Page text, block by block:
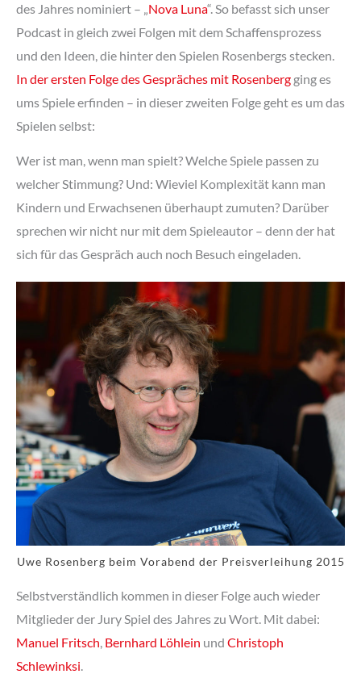
des Jahres nominiert – „Nova Luna“. So befasst sich unser
Podcast in gleich zwei Folgen mit dem Schaffensprozess
und den Ideen, die hinter den Spielen Rosenbergs stecken.
In der ersten Folge des Gespräches mit Rosenberg ging es
ums Spiele erfinden – in dieser zweiten Folge geht es um das
Spielen selbst:
Wer ist man, wenn man spielt? Welche Spiele passen zu
welcher Stimmung? Und: Wieviel Komplexität kann man
Kindern und Erwachsenen überhaupt zumuten? Darüber
sprechen wir nicht nur mit dem Spieleautor – denn der hat
sich für das Gespräch auch noch Besuch eingeladen.
Uwe Rosenberg beim Vorabend der Preisverleihung 2015
Selbstverständlich kommen in dieser Folge auch wieder
Mitglieder der Jury Spiel des Jahres zu Wort. Mit dabei:
Manuel Fritsch Bernhard Löhlein und Christoph
Schlewinksi